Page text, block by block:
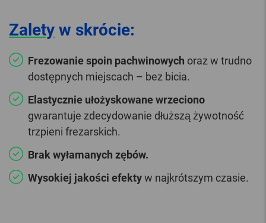
Zalety w skrócie:
Frezowanie spoin pachwinowych oraz w trudno
dostępnych miejscach – bez bicia.
Elastycznie ułożyskowane wrzeciono
gwarantuje zdecydowanie dłuższą żywotność
trzpieni frezarskich.
Brak wyłamanych zębów.
Wysokiej jakości efektyw najkrótszym czasie.